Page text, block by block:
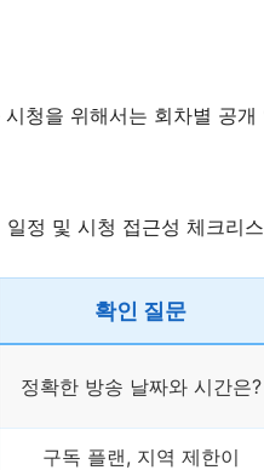
청을 위해서는 회차별 공
정 및 시청 접근성 체크리
확인 질문
정확한 방송 날짜와 시간은?
구독 플랜, 지역 제한이